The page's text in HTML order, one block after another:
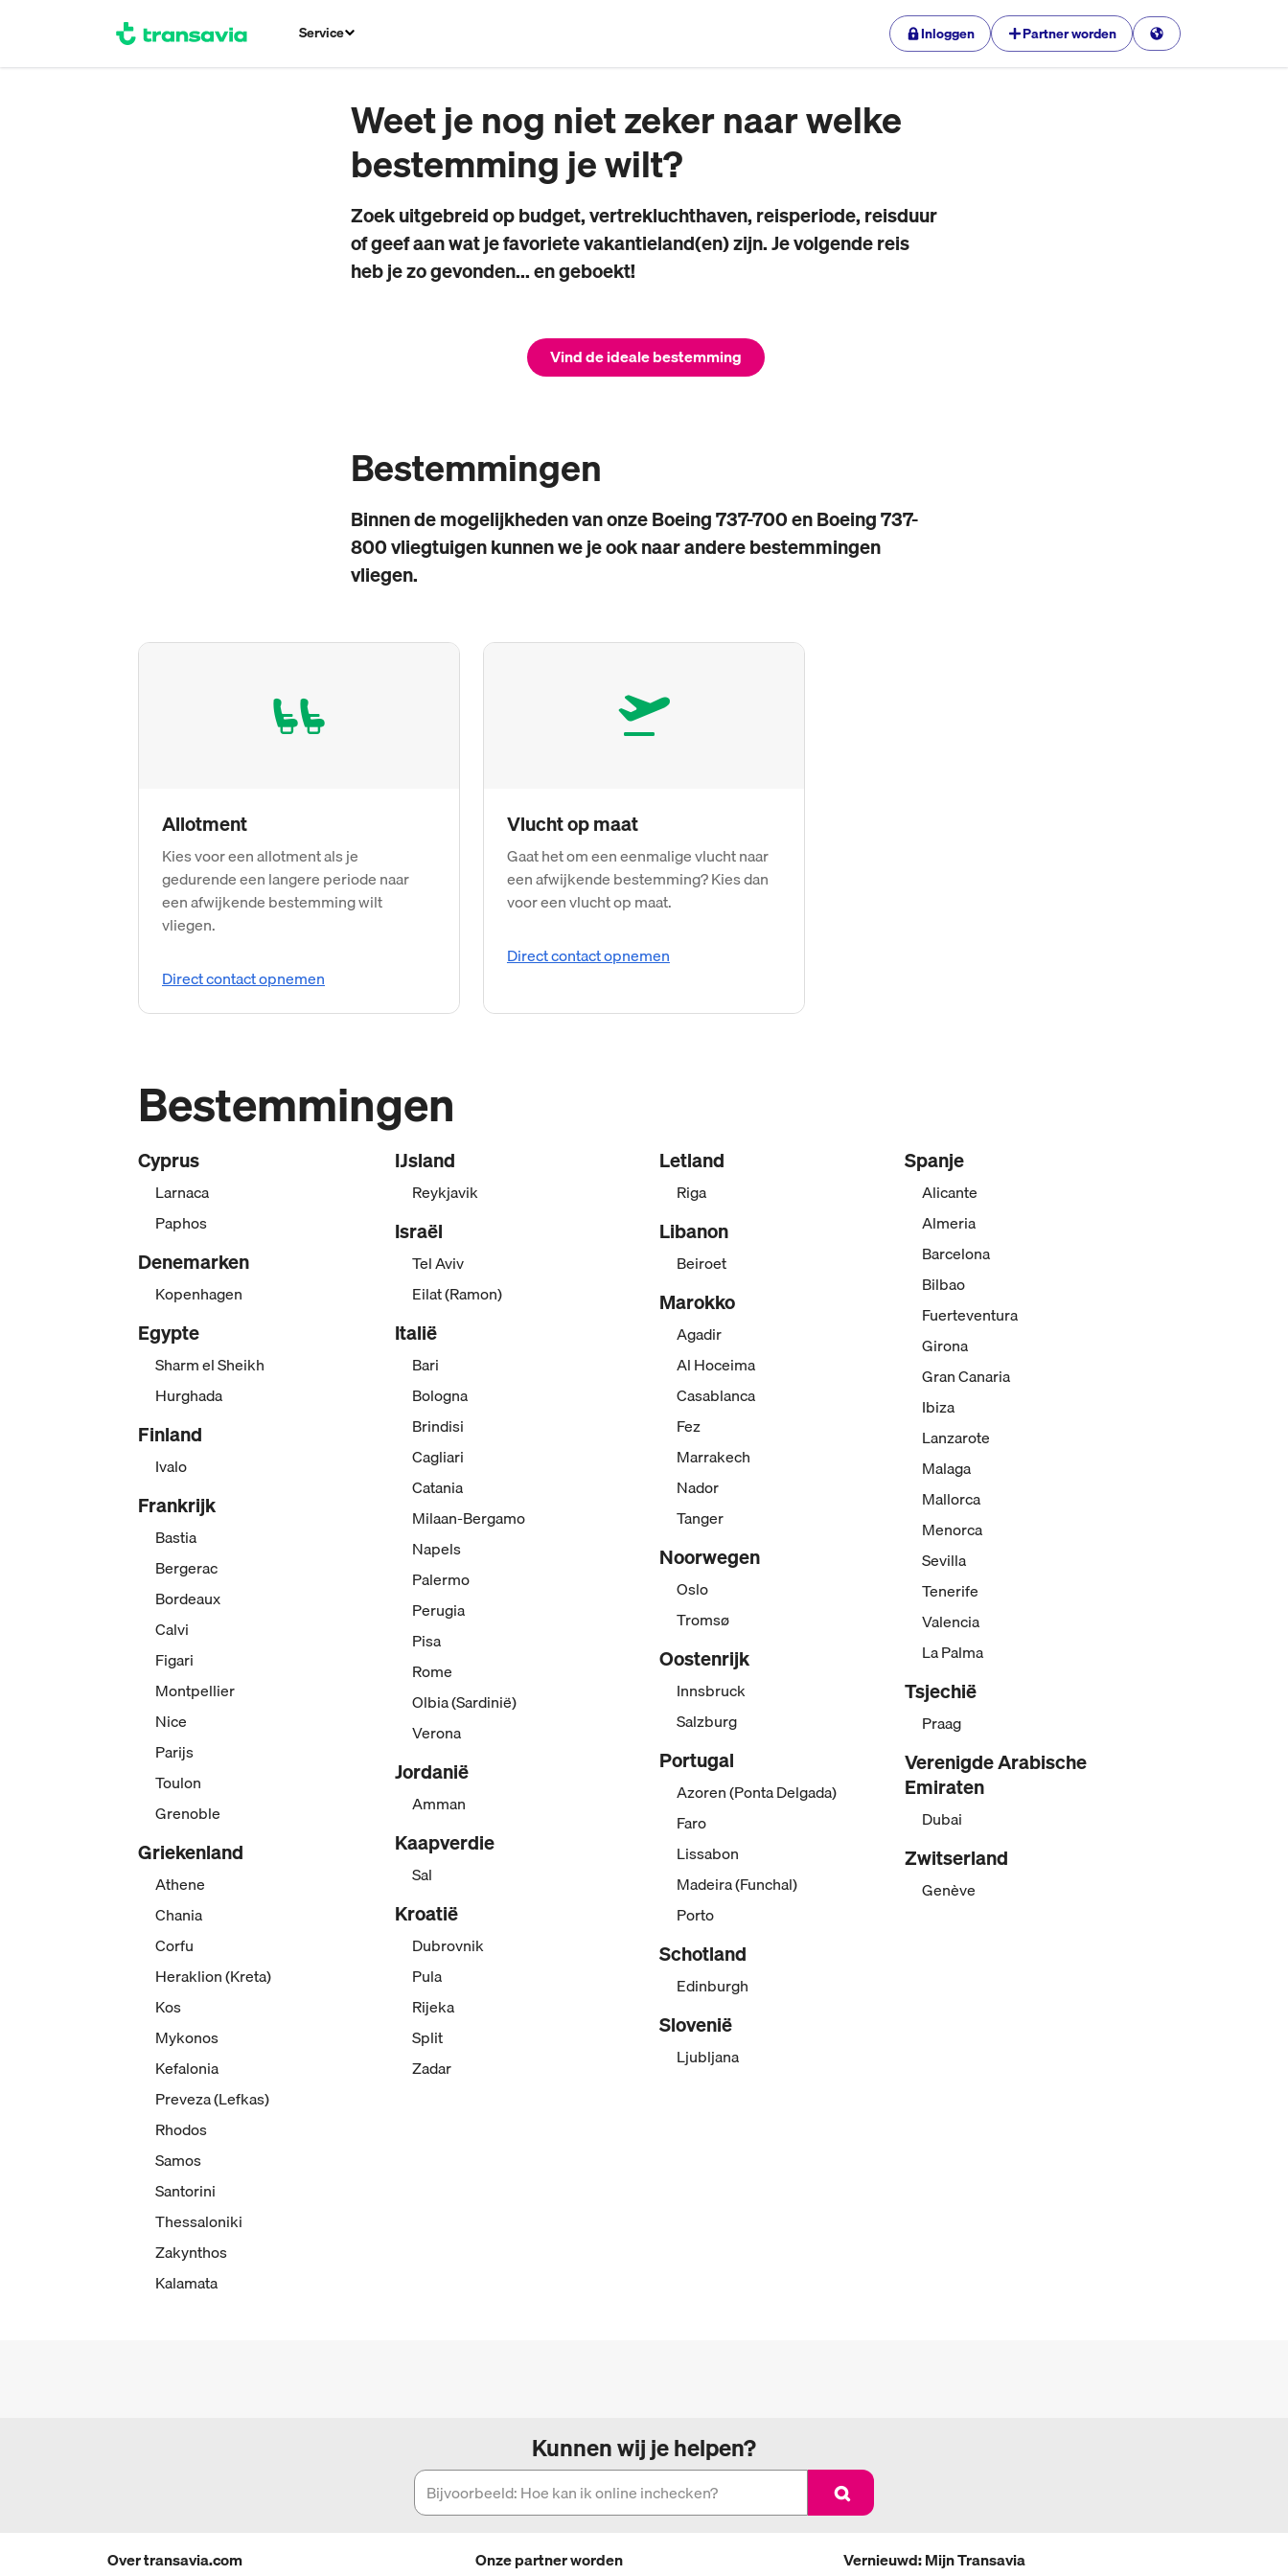
Service Inloggen Partner worden
Weet je nog niet zeker naar welke
bestemming je wilt?
Zoek uitgebreid op budget, vertrekluchthaven, reisperiode, reisduur
of geef aan wat je favoriete vakantieland(en) zijn. Je volgende reis
heb je zo gevonden... en geboekt!
Vind de ideale bestemming
Bestemmingen
Binnen de mogelijkheden van onze Boeing 737-700 en Boeing 737-
800 vliegtuigen kunnen we je ook naar andere bestemmingen
vliegen.
Allotment
Kies voor een allotment als je
gedurende een langere periode naar
een afwijkende bestemming wilt
vliegen.
Direct contact opnemen
Vlucht op maat
Gaat het om een eenmalige vlucht naar
een afwijkende bestemming? Kies dan
voor een vlucht op maat.
Direct contact opnemen
Bestemmingen
Cyprus
Larnaca
Paphos
Denemarken
Kopenhagen
Egypte
Sharm el Sheikh
Hurghada
Finland
Ivalo
Frankrijk
Bastia
Bergerac
Bordeaux
Calvi
Figari
Montpellier
Nice
Parijs
Toulon
Grenoble
Griekenland
Athene
Chania
Corfu
Heraklion (Kreta)
Kos
Mykonos
Kefalonia
Preveza (Lefkas)
Rhodos
Samos
Santorini
Thessaloniki
Zakynthos
Kalamata
IJsland
Reykjavik
Israël
Tel Aviv
Eilat (Ramon)
Italië
Bari
Bologna
Brindisi
Cagliari
Catania
Milaan-Bergamo
Napels
Palermo
Perugia
Pisa
Rome
Olbia (Sardinië)
Verona
Jordanië
Amman
Kaapverdie
Sal
Kroatië
Dubrovnik
Pula
Rijeka
Split
Zadar
Letland
Riga
Libanon
Beiroet
Marokko
Agadir
Al Hoceima
Casablanca
Fez
Marrakech
Nador
Tanger
Noorwegen
Oslo
Tromsø
Oostenrijk
Innsbruck
Salzburg
Portugal
Azoren (Ponta Delgada)
Faro
Lissabon
Madeira (Funchal)
Porto
Schotland
Edinburgh
Slovenië
Ljubljana
Spanje
Alicante
Almeria
Barcelona
Bilbao
Fuerteventura
Girona
Gran Canaria
Ibiza
Lanzarote
Malaga
Mallorca
Menorca
Sevilla
Tenerife
Valencia
La Palma
Tsjechië
Praag
Verenigde Arabische
Emiraten
Dubai
Zwitserland
Genève
Kunnen wij je helpen?
Over transavia.com Onze partner worden Vernieuwd: Mijn Transavia